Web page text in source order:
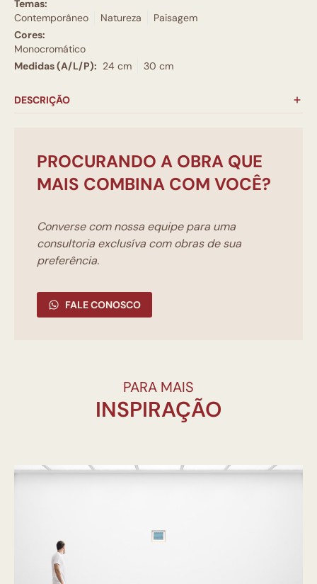
Temas:
Contemporâneo
Natureza
Paisagem
Cores:
Monocromático
Medidas (A/L/P): 24 cm 30 cm
DESCRIÇÃO
PROCURANDO A OBRA QUE
MAIS COMBINA COM VOCÊ?
Converse com nossa equipe para uma
consultoria exclusíva com obras de sua
preferência.
FALE CONOSCO
PARA MAIS
INSPIRAÇÃO